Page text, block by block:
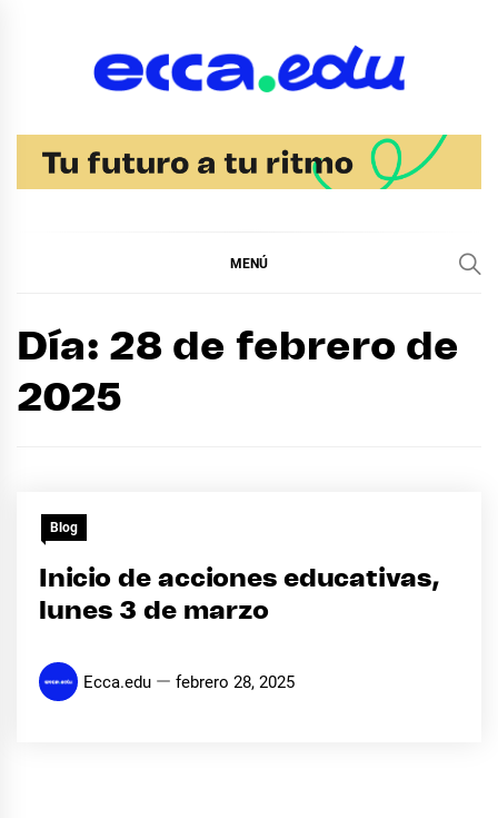
Ecca
MENÚ
Día: 28 de febrero de
2025
Blog
Inicio de acciones educativas,
lunes 3 de marzo
Ecca.edu febrero 28, 2025